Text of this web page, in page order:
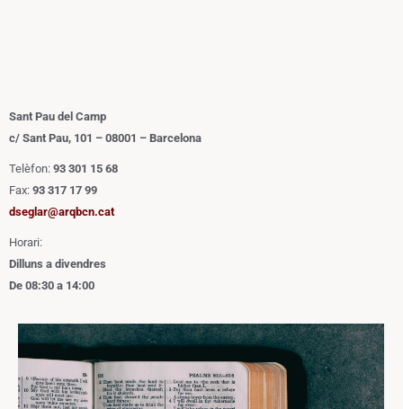
Sant Pau del Camp
c/ Sant Pau, 101 – 08001 – Barcelona
Telèfon: 93 301 15 68
Fax: 93 317 17 99
dseglar@arqbcn.cat
Horari:
Dilluns a divendres
De 08:30 a 14:00